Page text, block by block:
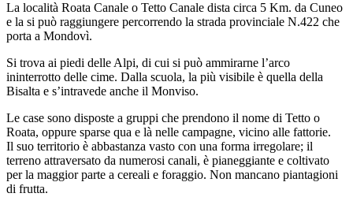
La località Roata Canale o Tetto Canale dista circa 5 Km. da Cuneo
e la si può raggiungere percorrendo la strada provinciale N.422 che
porta a Mondovì.
Si trova ai piedi delle Alpi, di cui si può ammirarne l’arco
ininterrotto delle cime. Dalla scuola, la più visibile è quella della
Bisalta e s’intravede anche il Monviso.
Le case sono disposte a gruppi che prendono il nome di Tetto o
Roata, oppure sparse qua e là nelle campagne, vicino alle fattorie.
Il suo territorio è abbastanza vasto con una forma irregolare; il
terreno attraversato da numerosi canali, è pianeggiante e coltivato
per la maggior parte a cereali e foraggio. Non mancano piantagioni
di frutta.